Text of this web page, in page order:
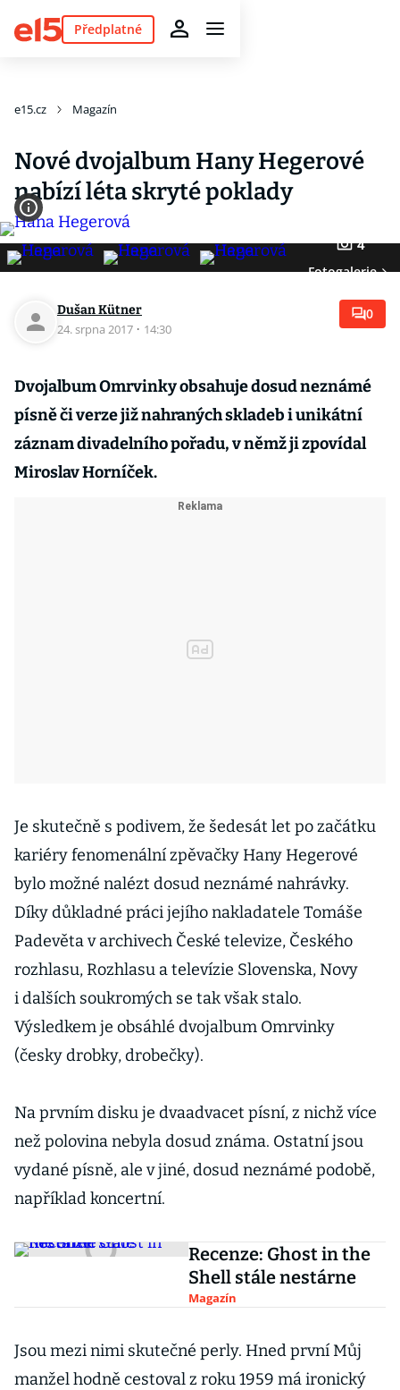
Předplatné
e15.cz Magazín
Nové dvojalbum Hany Hegerové
nabízí léta skryté poklady
4
Fotogalerie
Dušan Kütner
24. srpna 2017 · 14:30
0
Dvojalbum Omrvinky obsahuje dosud neznámé
písně či verze již nahraných skladeb i unikátní
záznam divadelního pořadu, v němž ji zpovídal
Miroslav Horníček.
Je skutečně s podivem, že šedesát let po začátku
kariéry fenomenální zpěvačky Hany Hegerové
bylo možné nalézt dosud neznámé nahrávky.
Díky důkladné práci jejího nakladatele Tomáše
Padevěta v archivech České televize, Českého
rozhlasu, Rozhlasu a televízie Slovenska, Novy
i dalších soukromých se tak však stalo.
Výsledkem je obsáhlé dvojalbum Omrvinky
(česky drobky, drobečky).
Na prvním disku je dvaadvacet písní, z nichž více
než polovina nebyla dosud známa. Ostatní jsou
vydané písně, ale v jiné, dosud neznámé podobě,
například koncertní.
Recenze: Ghost in the
Shell stále nestárne
Magazín
Jsou mezi nimi skutečné perly. Hned první Můj
manžel hodně cestoval z roku 1959 má ironický